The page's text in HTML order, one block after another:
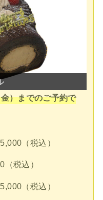
）までのご予約で
（税込）
税込）
（税込）